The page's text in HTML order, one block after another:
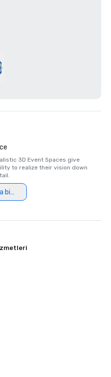
3D Event Spaces give
to realize their vision down
bilgi